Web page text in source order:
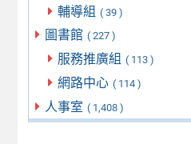
輔導組 ( 39 )
圖書館 ( 227 )
服務推廣組 ( 113 )
網路中心 ( 114 )
人事室 ( 1,408 )